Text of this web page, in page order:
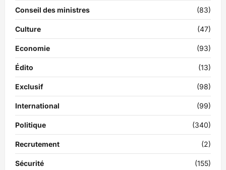
Conseil des ministres (83)
Culture (47)
Economie (93)
Édito (13)
Exclusif (98)
International (99)
Politique (340)
Recrutement (2)
Sécurité (155)